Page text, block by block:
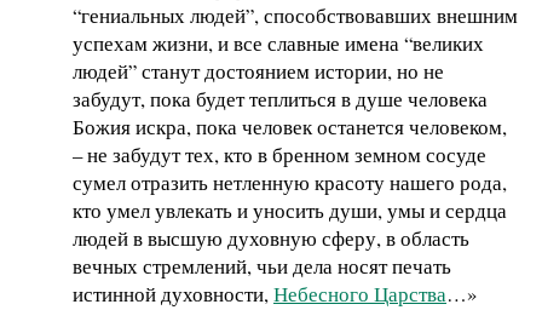
“гениальных людей”, способствовавших внешним
успехам жизни, и все славные имена “великих
людей” станут достоянием истории, но не
забудут, пока будет теплиться в душе человека
Божия искра, пока человек останется человеком,
– не забудут тех, кто в бренном земном сосуде
сумел отразить нетленную красоту нашего рода,
кто умел увлекать и уносить души, умы и сердца
людей в высшую духовную сферу, в область
вечных стремлений, чьи дела носят печать
истинной духовности,Небесного Царства…»